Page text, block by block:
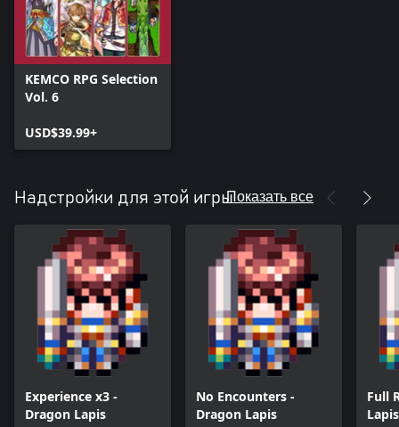
KEMCO RPG Selection
Vol. 6
USD$39.99+
Надстройки для этой игрыПоказать все
Experience x3 -
Dragon Lapis
No Encounters -
Dragon Lapis
Full
Lapis